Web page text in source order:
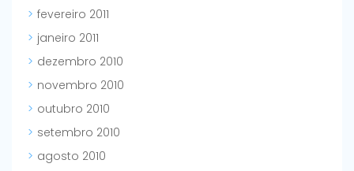
fevereiro 2011
janeiro 2011
dezembro 2010
novembro 2010
outubro 2010
setembro 2010
agosto 2010